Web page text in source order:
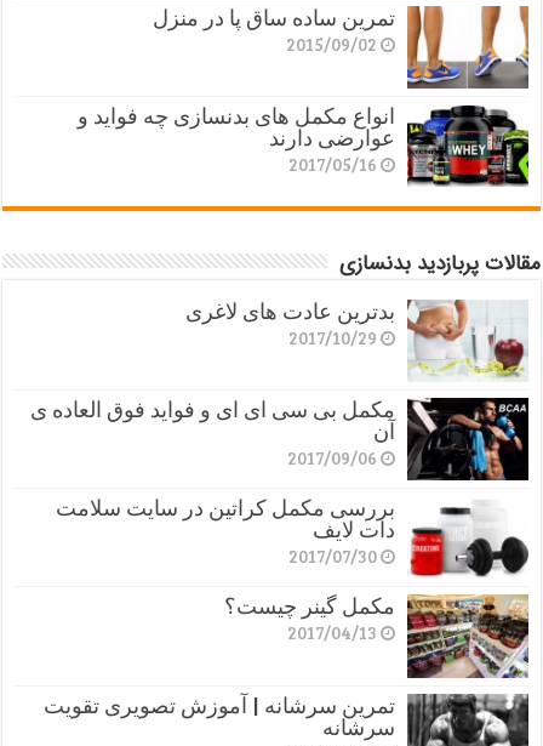
تمرین ساده ساق پا در منزل
2015/09/02
انواع مکمل های بدنسازی چه فواید و
عوارضی دارند
2017/05/16
مقالات پربازدید بدنسازی
بدترین عادت های لاغری
2017/10/29
مکمل بی سی ای ای و فواید فوق العاده ی
آن
2017/09/06
بررسی مکمل کراتین در سایت سلامت
دات لایف
2017/07/30
مکمل گینر چیست؟
2017/04/13
تمرین سرشانه | آموزش تصویری تقویت
سرشانه